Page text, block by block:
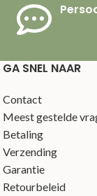
GA SNEL NAAR
Contact
Meest gestelde
Betaling
Verzending
Garantie
Retourbeleid